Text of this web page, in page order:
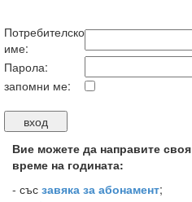
Потребителско
име:
Парола:
запомни ме:
Вие можете да направите
време на годината:
- със завяка за абонамент;